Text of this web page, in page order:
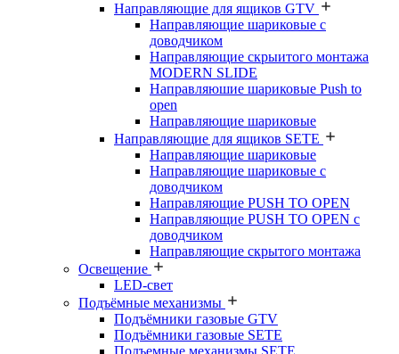
Направляющие для ящиков GTV
Направляющие шариковые с
доводчиком
Направляющие скрыитого монтажа
MODERN SLIDE
Направляюшие шариковые Push to
open
Направляющие шариковые
Направляющие для ящиков SETE
Направляющие шариковые
Направляющие шариковые с
доводчиком
Направляющие PUSH TO OPEN
Направляющие PUSH TO OPEN с
доводчиком
Направляющие скрытого монтажа
Освещение
LED-свет
Подъёмные механизмы
Подъёмники газовые GTV
Подъёмники газовые SETE
Подъемные механизмы SETE